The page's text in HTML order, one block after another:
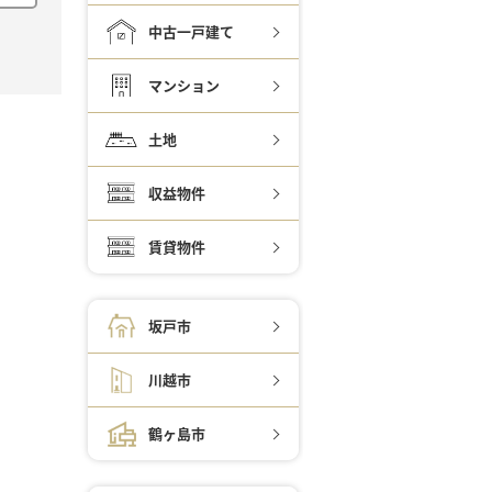
中古一戸建て
マンション
土地
収益物件
賃貸物件
坂戸市
川越市
鶴ヶ島市